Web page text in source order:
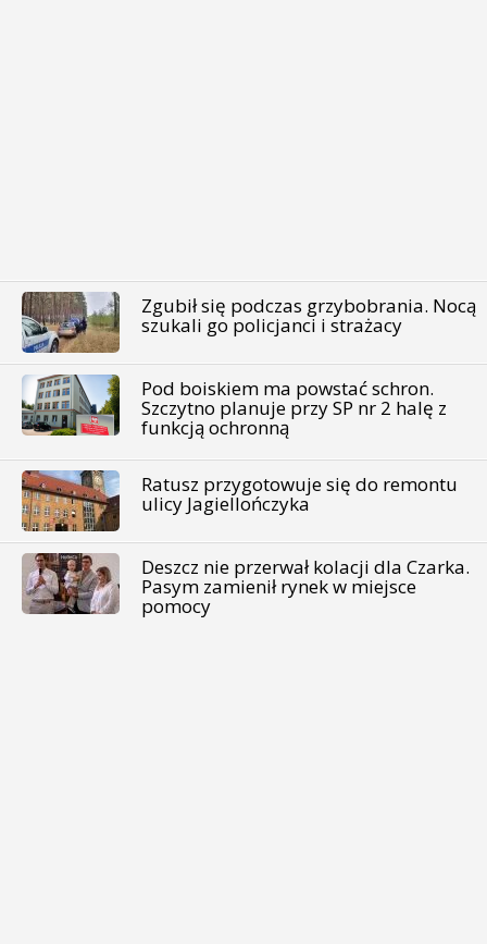
Zgubił się podczas grzybobrania. Nocą
szukali go policjanci i strażacy
Pod boiskiem ma powstać schron.
Szczytno planuje przy SP nr 2 halę z
funkcją ochronną
Ratusz przygotowuje się do remontu
ulicy Jagiellończyka
Deszcz nie przerwał kolacji dla Czarka.
Pasym zamienił rynek w miejsce
pomocy